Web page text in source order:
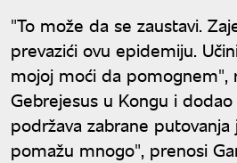
"To može da se zaustavi.
prevazići ovu epidemiju.
mojoj moći da pomognem",
Gebrejesus u Kongu i
podržava zabrane
pomažu mnogo", prenosi